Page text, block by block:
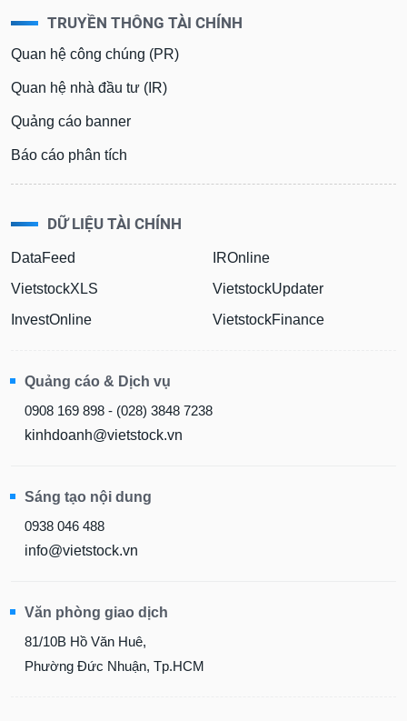
TRUYỀN THÔNG TÀI CHÍNH
Quan hệ công chúng (PR)
Quan hệ nhà đầu tư (IR)
Quảng cáo banner
Báo cáo phân tích
DỮ LIỆU TÀI CHÍNH
DataFeed
VietstockXLS
InvestOnline
IROnline
VietstockUpdater
VietstockFinance
Quảng cáo & Dịch vụ
0908 169 898 - (028) 3848 7238
kinhdoanh@vietstock.vn
Sáng tạo nội dung
0938 046 488
info@vietstock.vn
Văn phòng giao dịch
81/10B Hồ Văn Huê,
Phường Đức Nhuận, Tp.HCM